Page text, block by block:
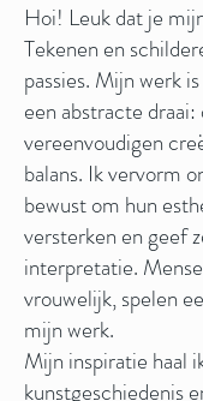
Hoi! Leuk dat je
Tekenen en
passies. Mijn werk
een abstracte
vereenvoudigen
balans. Ik vervorm
bewust om hun
versterken en geef
interpretatie.
vrouwelijk, spelen
mijn werk.
Mijn inspiratie haal
kunstgeschiedenis